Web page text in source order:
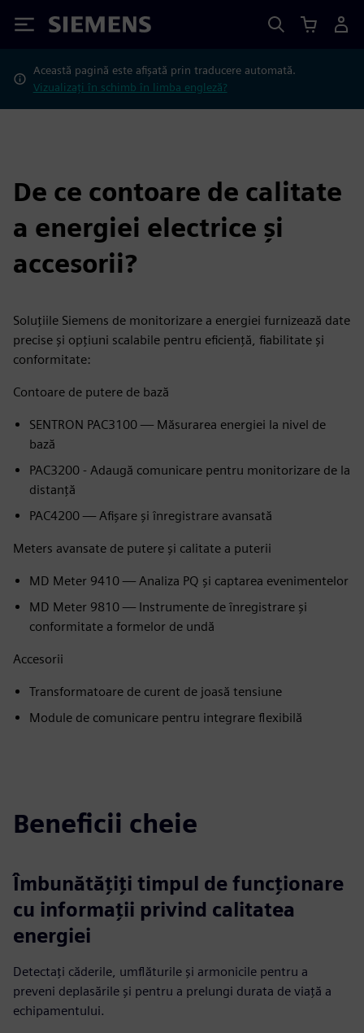
Siemens
Această pagină este afișată prin traducere automată.
Vizualizați în schimb în limba engleză?
De ce contoare de calitate
a energiei electrice și
accesorii?
Soluțiile Siemens de monitorizare a energiei furnizează date
precise și opțiuni scalabile pentru eficiență, fiabilitate și
conformitate:
Contoare de putere de bază
SENTRON PAC3100 — Măsurarea energiei la nivel de
bază
PAC3200 - Adaugă comunicare pentru monitorizare de la
distanță
PAC4200 — Afișare și înregistrare avansată
Meters avansate de putere și calitate a puterii
MD Meter 9410 — Analiza PQ și captarea evenimentelor
MD Meter 9810 — Instrumente de înregistrare și
conformitate a formelor de undă
Accesorii
Transformatoare de curent de joasă tensiune
Module de comunicare pentru integrare flexibilă
Beneficii cheie
Îmbunătăţiţi timpul de funcţionare
cu informaţii privind calitatea
energiei
Detectați căderile, umflăturile și armonicile pentru a
preveni deplasările și pentru a prelungi durata de viață a
echipamentului.